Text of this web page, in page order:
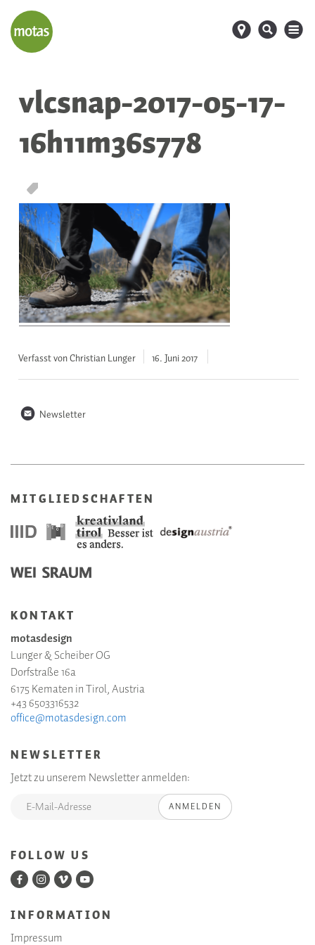
d s M
vlcsnap-2017-05-17-
16h11m36s778
T
Verfasst von Christian Lunger 16. Juni2017
n Newsletter
MITGLIEDSCHAFTEN
KONTAKT
motasdesign
Lunger & Scheiber OG
Dorfstraße 16a
6175 Kematen in Tirol, Austria
+43 6503316532
office@motasdesign.com
NEWSLETTER
Jetzt zu unserem Newsletter anmelden:
ANMELDEN
FOLLOW US
INFORMATION
Impressum